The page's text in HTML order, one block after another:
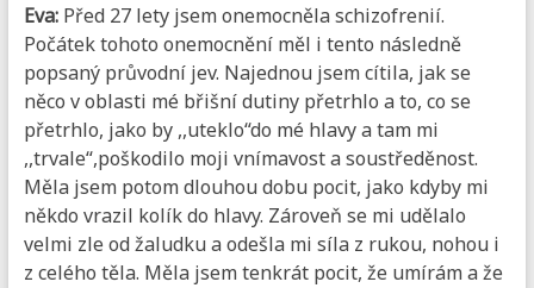
Eva:Před 27 lety jsem onemocněla schizofrenií.
Počátek tohoto onemocnění měl i tento následně
popsaný průvodní jev. Najednou jsem cítila, jak se
něco v oblasti mé břišní dutiny přetrhlo a to, co se
přetrhlo, jako by ,,uteklo“do mé hlavy a tam mi
,,trvale“,poškodilo moji vnímavost a soustředěnost.
Měla jsem potom dlouhou dobu pocit, jako kdyby mi
někdo vrazil kolík do hlavy. Zároveň se mi udělalo
velmi zle od žaludku a odešla mi síla z rukou, nohou i
z celého těla. Měla jsem tenkrát pocit, že umírám a že